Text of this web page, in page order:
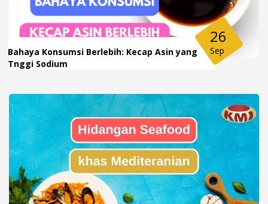
Bahaya Konsumsi Berlebih: Kecap Asin yang
Tnggi Sodium
26
Sep